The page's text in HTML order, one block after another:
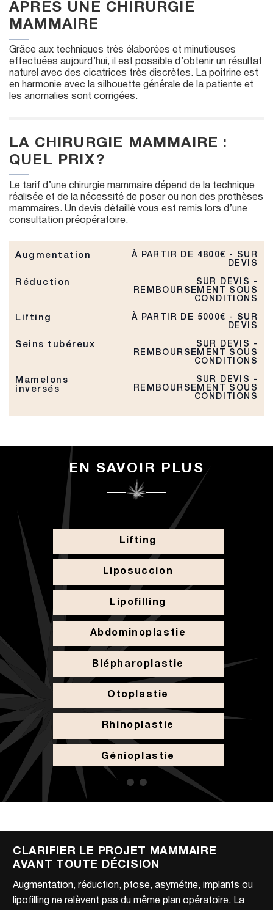
APRÈS UNE CHIRURGIE
MAMMAIRE
Grâce aux techniques très élaborées et minutieuses
effectuées aujourd’hui, il est possible d’obtenir un résultat
naturel avec des cicatrices très discrètes. La poitrine est
en harmonie avec la silhouette générale de la patiente et
les anomalies sont corrigées.
LA CHIRURGIE MAMMAIRE :
QUEL PRIX ?
Le tarif d’une chirurgie mammaire dépend de la technique
réalisée et de la nécessité de poser ou non des prothèses
mammaires. Un devis détaillé vous est remis lors d’une
consultation préopératoire.
Augmentation
À PARTIR DE 4800€ - SUR
DEVIS
Réduction
SUR DEVIS -
REMBOURSEMENT SOUS
CONDITIONS
Lifting
À PARTIR DE 5000€ - SUR
DEVIS
Seins tubéreux
SUR DEVIS -
REMBOURSEMENT SOUS
CONDITIONS
Mamelons
inversés
SUR DEVIS -
REMBOURSEMENT SOUS
CONDITIONS
EN SAVOIR PLUS
Lifting
Liposuccion
Lipofilling
Abdominoplastie
Blépharoplastie
Otoplastie
Rhinoplastie
Génioplastie
CLARIFIER LE PROJET MAMMAIRE
AVANT TOUTE DÉCISION
Augmentation, réduction, ptose, asymétrie, implants ou
lipofilling ne relèvent pas du même plan opératoire. La